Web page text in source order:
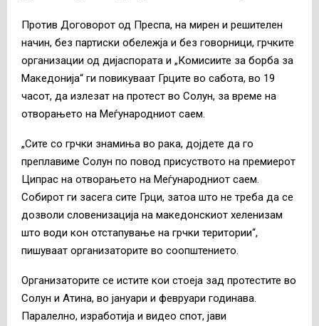
Против Договорот од Преспа, на мирен и решителен
начин, без партиски обележја и без говорници, грчките
организации од дијаспората и „Комисиите за борба за
Македонија“ ги повикуваат Грците во сабота, во 19
часот, да излезат на протест во Солун, за време на
отворањето на Меѓународниот саем.
„Сите со грчки знамиња во рака, дојдете да го
преплавиме Солун по повод присуството на премиерот
Ципрас на отворањето на Меѓународниот саем.
Собирот ги засега сите Грци, затоа што не треба да се
дозволи словенизација на македонскиот хеленизам
што води кон отстапување на грчки територии“,
пишуваат организаторите во соопштението.
Организаторите се истите кои стоеја зад протестите во
Солун и Атина, во јануари и февруари годинава.
Паралелно, изработија и видео спот, јави